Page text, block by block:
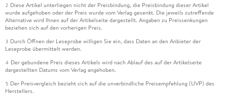
2 Diese Artikel unterliegen nicht der Preisbindung, die Preisbindung dieser Artikel
wurde aufgehoben oder der Preis wurde vom Verlag gesenkt. Die jeweils zutreffende
Alternative wird Ihnen auf der Artikelseite dargestellt. Angaben zu Preissenkungen
beziehen sich auf den vorherigen Preis.
3 Durch Öffnen der Leseprobe willigen Sie ein, dass Daten an den Anbieter der
Leseprobe übermittelt werden.
4 Der gebundene Preis dieses Artikels wird nach Ablauf des auf der Artikelseite
dargestellten Datums vom Verlag angehoben.
5 Der Preisvergleich bezieht sich auf die unverbindliche Preisempfehlung (UVP) des
Herstellers.